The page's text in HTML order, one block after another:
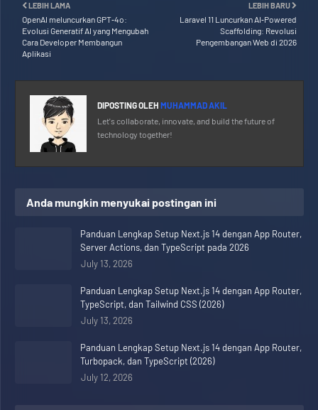
LEBIH BARU
Laravel 11 Luncurkan AI‑Powered
Scaffolding: Revolusi
Pengembangan Web di 2026
LEBIH LAMA
OpenAI meluncurkan GPT‑4o:
Evolusi Generatif AI yang Mengubah
Cara Developer Membangun
Aplikasi
DIPOSTING OLEH MUHAMMAD AKIL
Let's collaborate, innovate, and build the future of
technology together!
Anda mungkin menyukai postingan ini
Panduan Lengkap Setup Next.js 14 dengan App Router,
Server Actions, dan TypeScript pada 2026
July 13, 2026
Panduan Lengkap Setup Next.js 14 dengan App Router,
TypeScript, dan Tailwind CSS (2026)
July 13, 2026
Panduan Lengkap Setup Next.js 14 dengan App Router,
Turbopack, dan TypeScript (2026)
July 12, 2026